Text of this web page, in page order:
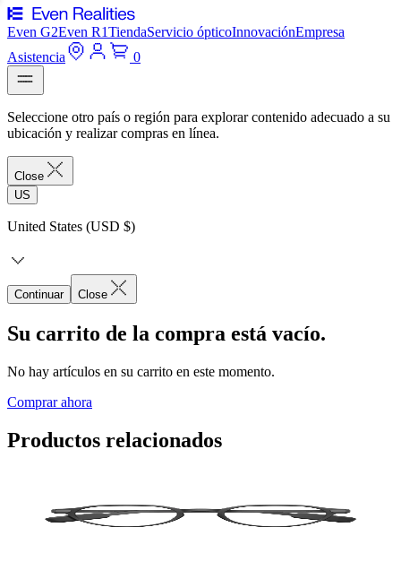
Even G2Even R1TiendaServicio ópticoInnovaciónEmpresa
Asistencia
0
Seleccione otro país o región para explorar contenido adecuado a su
ubicación y realizar compras en línea.
Close
US
United States (USD $)
Continuar Close
Su carrito de la compra está vacío.
No hay artículos en su carrito en este momento.
Comprar ahora
Productos relacionados